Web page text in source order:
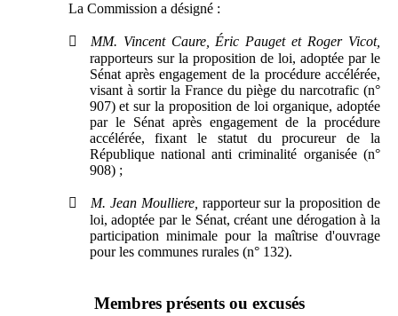
La Commission a désigné :
 MM. Vincent Caure, Éric Pauget et Roger Vicot,
rapporteurs sur la proposition de loi, adoptée par le
Sénat après engagement de la procédure accélérée,
visant à sortir la France du piège du narcotrafic (n°
907) et sur la proposition de loi organique, adoptée
par le Sénat après engagement de la procédure
accélérée, fixant le statut du procureur de la
République national anti criminalité organisée (n°
908) ;
 M. Jean Moulliere, rapporteur sur la proposition de
loi, adoptée par le Sénat, créant une dérogation à la
participation minimale pour la maîtrise d'ouvrage
pour les communes rurales (n° 132).
Membres présents ou excusés